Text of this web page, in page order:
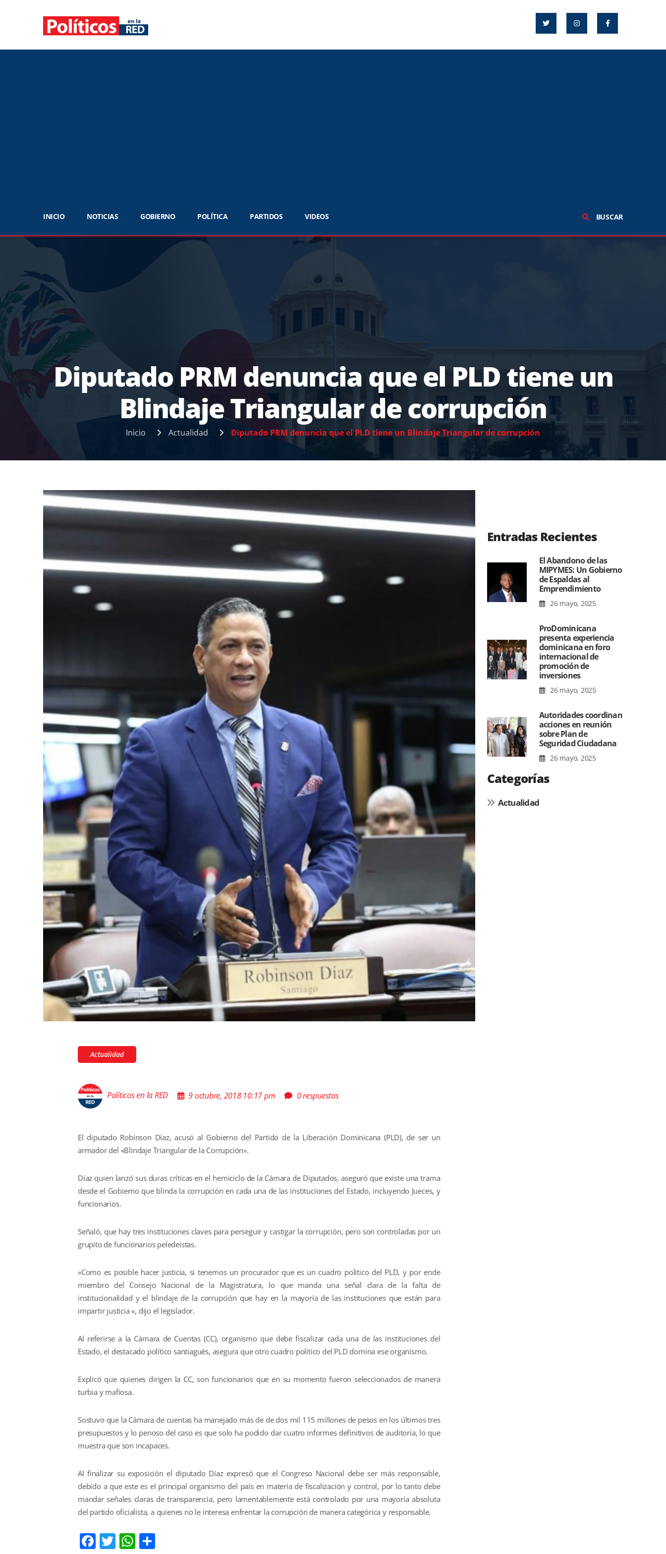
INICIO NOTICIAS GOBIERNO POLÍTICA PARTIDOS VIDEOS BUSCAR
Diputado PRM denuncia que el PLD tiene un
Blindaje Triangular de corrupción
Inicio Actualidad Diputado PRM denuncia que el PLD tiene un Blindaje Triangular de corrupción
Actualidad
Políticos en la RED 9 octubre, 2018 10:17 pm 0 respuestas
El diputado Robinson Díaz, acusó al Gobierno del Partido de la Liberación Dominicana (PLD), de ser un
armador del «Blindaje Triangular de la Corrupción».
Díaz quien lanzó sus duras críticas en el hemiciclo de la Cámara de Diputados, aseguró que existe una trama
desde el Gobierno que blinda la corrupción en cada una de las instituciones del Estado, incluyendo Jueces, y
funcionarios.
Señaló, que hay tres instituciones claves para perseguir y castigar la corrupción, pero son controladas por un
grupito de funcionarios peledeístas.
«Como es posible hacer justicia, si tenemos un procurador que es un cuadro político del PLD, y por ende
miembro del Consejo Nacional de la Magistratura, lo que manda una señal clara de la falta de
institucionalidad y el blindaje de la corrupción que hay en la mayoría de las instituciones que están para
impartir justicia «, dijo el legislador.
Al referirse a la Cámara de Cuentas (CC), organismo que debe fiscalizar cada una de las instituciones del
Estado, el destacado político santiagués, asegura que otro cuadro político del PLD domina ese organismo.
Explicó que quienes dirigen la CC, son funcionarios que en su momento fueron seleccionados de manera
turbia y mafiosa.
Sostuvo que la Cámara de cuentas ha manejado más de de dos mil 115 millones de pesos en los últimos tres
presupuestos y lo penoso del caso es que solo ha podido dar cuatro informes definitivos de auditoría, lo que
muestra que son incapaces.
Al finalizar su exposición el diputado Díaz expresó que el Congreso Nacional debe ser más responsable,
debido a que este es el principal organismo del país en materia de fiscalización y control, por lo tanto debe
mandar señales claras de transparencia, pero lamentablemente está controlado por una mayoría absoluta
del partido oficialista, a quienes no le interesa enfrentar la corrupción de manera categórica y responsable.
Facebook
TwitterWhatsApp
Entradas Recientes
El Abandono de las
MIPYMES: Un Gobierno
de Espaldas al
Emprendimiento
26 mayo, 2025
ProDominicana
presenta experiencia
dominicana en foro
internacional de
promoción de
inversiones
26 mayo, 2025
Autoridades coordinan
acciones en reunión
sobre Plan de
Seguridad Ciudadana
26 mayo, 2025
Categorías
Actualidad